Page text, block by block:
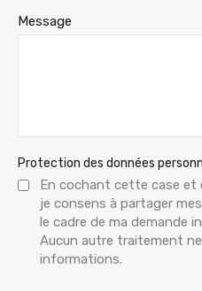
Message
Protection des données
En cochant cette case et
je consens à partager
le cadre de ma demande
Aucun autre traitement
informations.